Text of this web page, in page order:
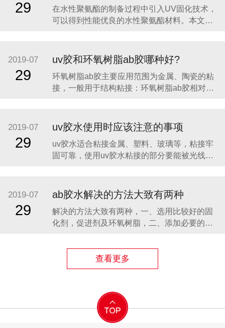
剂型紫外光固化涂料相比，水性紫外光固化涂
料双键含量
29
在水性聚氨酯的制备过程中引入UV固化技术，
可以得到性能优良的水性聚氨酯材料。本文阐
统的UV固化涂料主要由光引发剂、反应性低聚
物和活性稀释剂组成，涂膜可在紫外光的照射
下发生光交联反应而迅速固化。稀
2019-07
29
uv胶和环氧树脂ab胶哪种好?
环氧树脂ab胶主要应用范围为金属、陶瓷的粘
接，一般用于结构粘接：环氧树脂ab胶相对于
斤，操作方便，表面效果好。 uv胶主要应用范
围为玻璃、水晶、塑料的粘接，也可作为油
漆、涂料、油墨等的胶料使用。uv胶的主
2019-07
29
uv胶水使用时应该注意的事项
uv胶水适合粘接金属、塑料、玻璃等，粘接牢
固可靠，使用uv胶水粘接的部分要能被光线照
些呢? 胶水固化后，胶体表面接触空气，由于空
气的抑制作用，胶体表面不能脱粘，也就是粘
手的现象。 uv胶水的主要成分是丙
2019-07
29
ab胶水解决的方法大致有两种
解决的方法大致有两种，一、选用比较好的固
化剂，促进剂及环氧树脂，二、添加必要的抗
基本上都是改性聚醚胺，在黄变成因上的主要
集中在不同企业生产的聚醚胺，由于工艺，成
查看更多